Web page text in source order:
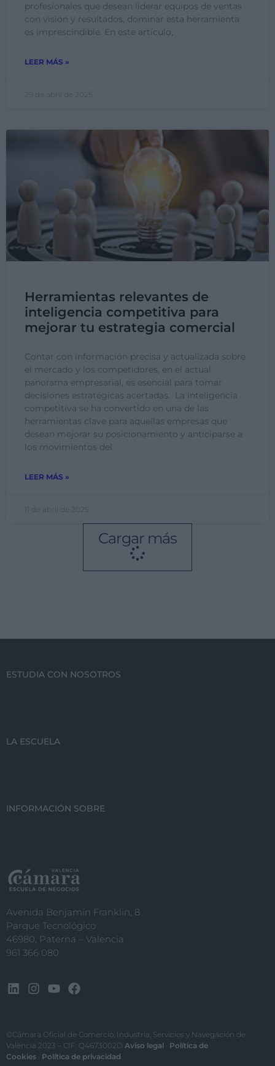
profesionales que desean liderar equipos de ventas
con visión y resultados, dominar esta herramienta
es imprescindible. En este artículo,
LEER MÁS »
Herramientas relevantes de
inteligencia competitiva para
mejorar tu estrategia comercial
Contar con información precisa y actualizada sobre
el mercado y los competidores, en el actual
panorama empresarial, es esencial para tomar
decisiones estratégicas acertadas. La inteligencia
competitiva se ha convertido en una de las
herramientas clave para aquellas empresas que
desean mejorar su posicionamiento y anticiparse a
los movimientos del
LEER MÁS »
Cargar más
ESTUDIA CON NOSOTROS
LA ESCUELA
INFORMACIÓN SOBRE
Avenida Benjamín Franklin, 8
Parque Tecnológico
46980, Paterna – Valencia
961 366 080
©Cámara Oficial de Comercio, Industria, Servicios y Navegación de
València 2023 – CIF: Q4673002D Aviso legal · Política de
Cookies · Política de privacidad